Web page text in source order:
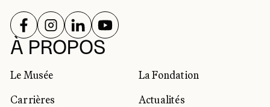
À PROPOS
Le Musée
La Fondation
Carrières
Actualités
RÉSEAUX SOCIAUX
SUIVEZ-NOUS SUR
SUIVEZ-NOUS SUR
SUIVEZ-NOUS SUR
SUIVEZ-NOUS SUR